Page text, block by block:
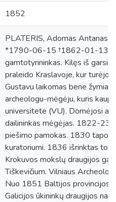
1852
PLATERIS, Adomas Antanas
*1790-06-15 †1862-01-13
gamtotyrininkas. Kilęs iš
praleido Kraslavoje, kur turėjo
Gustavu laikomas bene
archeologu-mėgėju, kuris
universitete (VU). Domėjosi
dailininkas mėgėjas. 1822-23
piešimo pamokas. 1830 tapo
kuratoriumi. 1836 išrinktas tos
Krokuvos mokslų draugijos
Tiškevičium. Vilniaus
Nuo 1851 Baltijos provincijos
Galicijos ūkininkų draugijos